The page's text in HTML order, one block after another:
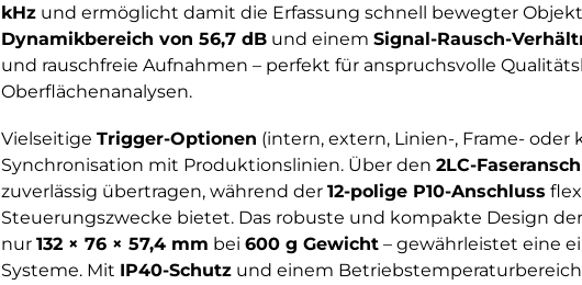
kHzund ermöglicht damit die Erfassung schnell bewegter
Dynamikbereich von 56,7 dBund einem Signal-Rausch-
und rauschfreie Aufnahmen – perfekt für anspruchsvolle
Oberflächenanalysen.
Vielseitige Trigger-Optionen (intern, extern, Linien-, Frame-
Synchronisation mit Produktionslinien. Über den 2LC-
zuverlässig übertragen, während der 12-polige P10-Anschluss
Steuerungszwecke bietet. Das robuste und kompakte Design der
nur 132 × 76 × 57,4 mm bei 600 g Gewicht– gewährleistet eine
Systeme. Mit IP40-Schutzund einem